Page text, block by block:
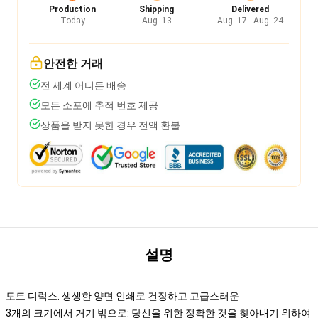
Production
Today
Shipping
Aug. 13
Delivered
Aug. 17 - Aug. 24
안전한 거래
전 세계 어디든 배송
모든 소포에 추적 번호 제공
상품을 받지 못한 경우 전액 환불
설명
토트 디럭스. 생생한 양면 인쇄로 건장하고 고급스러운
3개의 크기에서 거기 밖으로: 당신을 위한 정확한 것을 찾아내기 위하여